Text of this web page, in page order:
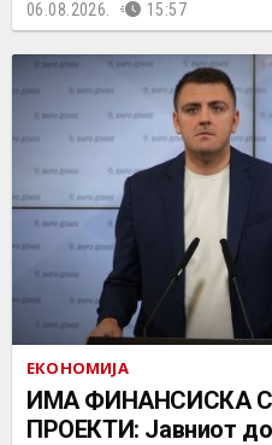
06.08.2026. 15:57
ЕКОНОМИЈА
ИМА ФИНАНСИСКА
ПРОЕКТИ: Јавниот